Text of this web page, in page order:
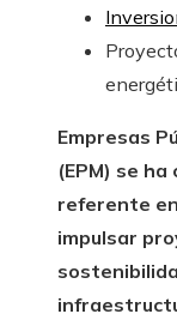
Empresas
(EPM) se
referente
impulsar